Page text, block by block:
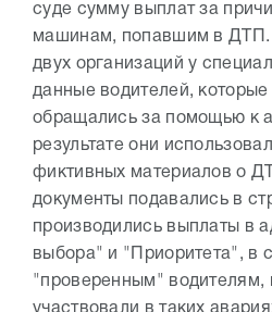
суде сумму выплат за
машинам, попавшим в ДТП.
двух организаций у
данные водителей, которые
обращались за помощью к
результате они
фиктивных материалов о
документы подавались в
производились выплаты в
выбора" и "Приоритета", в
"проверенным" водителям,
участвовали в таких